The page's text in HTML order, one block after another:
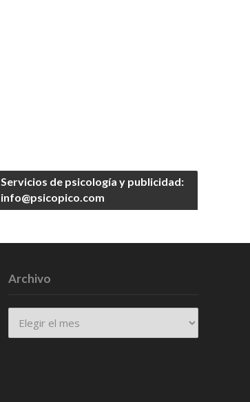
Servicios de psicología y publicidad:
info@psicopico.com
Archivo